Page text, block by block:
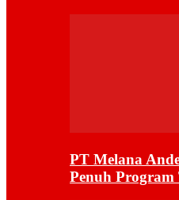
PT Melana
Penuh